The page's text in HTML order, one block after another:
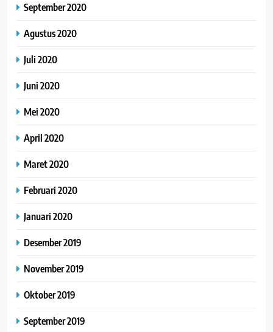
September 2020
Agustus 2020
Juli 2020
Juni 2020
Mei 2020
April 2020
Maret 2020
Februari 2020
Januari 2020
Desember 2019
November 2019
Oktober 2019
September 2019